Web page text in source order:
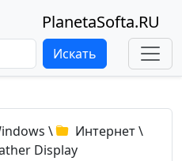
PlanetaSofta.RU
Искать
\ Интернет\
Display